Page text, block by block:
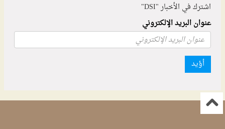
اشترك في الأخبار "DSI"
عنوان البريد الإلكتروني
أؤيد